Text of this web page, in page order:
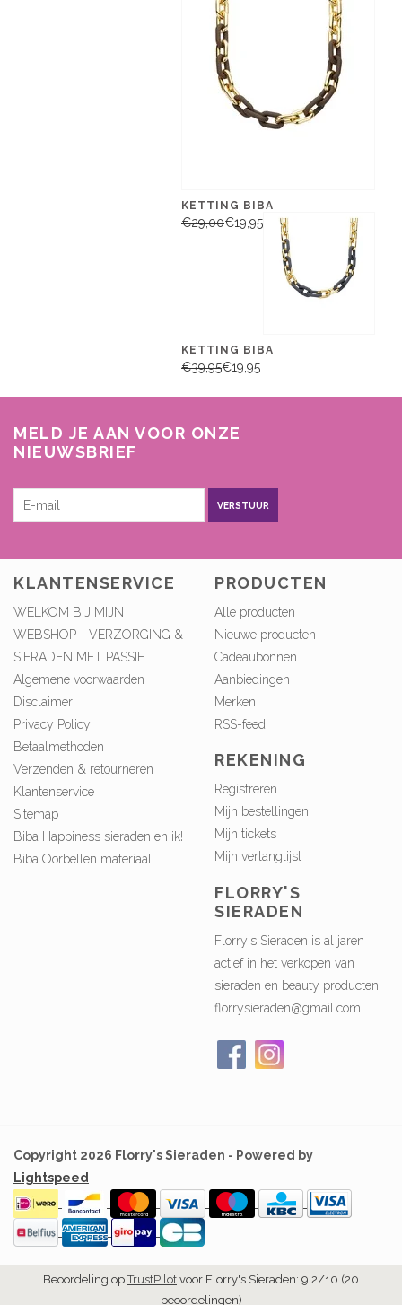
KETTING BIBA
€29,00€19,95
KETTING BIBA
€39,95€19,95
MELD JE AAN VOOR ONZE
NIEUWSBRIEF
VERSTUUR
KLANTENSERVICE
WELKOM BIJ MIJN
WEBSHOP - VERZORGING &
SIERADEN MET PASSIE
Algemene voorwaarden
Disclaimer
Privacy Policy
Betaalmethoden
Verzenden & retourneren
Klantenservice
Sitemap
Biba Happiness sieraden en ik!
Biba Oorbellen materiaal
PRODUCTEN
Alle producten
Nieuwe producten
Cadeaubonnen
Aanbiedingen
Merken
RSS-feed
REKENING
Registreren
Mijn bestellingen
Mijn tickets
Mijn verlanglijst
FLORRY'S
SIERADEN
Florry's Sieraden is al jaren
actief in het verkopen van
sieraden en beauty producten.
florrysieraden@gmail.com
Copyright 2026 Florry's Sieraden - Powered by
Lightspeed
Beoordeling opTrustPilot voor Florry's Sieraden: 9.2/10 (20
beoordelingen)